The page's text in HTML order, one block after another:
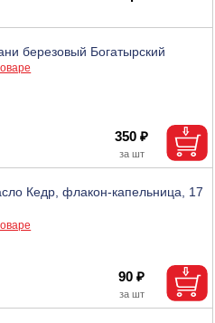
березовый Богатырский
350 ₽
Кедр, флакон-капельница, 17
90 ₽